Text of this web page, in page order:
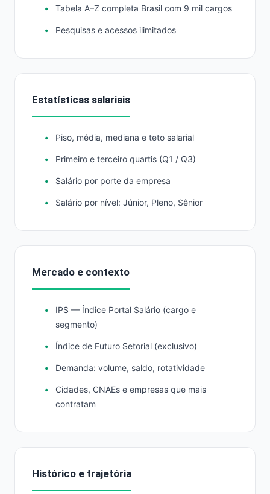
Tabela A–Z completa Brasil com 9 mil cargos
Pesquisas e acessos ilimitados
Estatísticas salariais
Piso, média, mediana e teto salarial
Primeiro e terceiro quartis (Q1 / Q3)
Salário por porte da empresa
Salário por nível: Júnior, Pleno, Sênior
Mercado e contexto
IPS — Índice Portal Salário (cargo e
segmento)
Índice de Futuro Setorial (exclusivo)
Demanda: volume, saldo, rotatividade
Cidades, CNAEs e empresas que mais
contratam
Histórico e trajetória